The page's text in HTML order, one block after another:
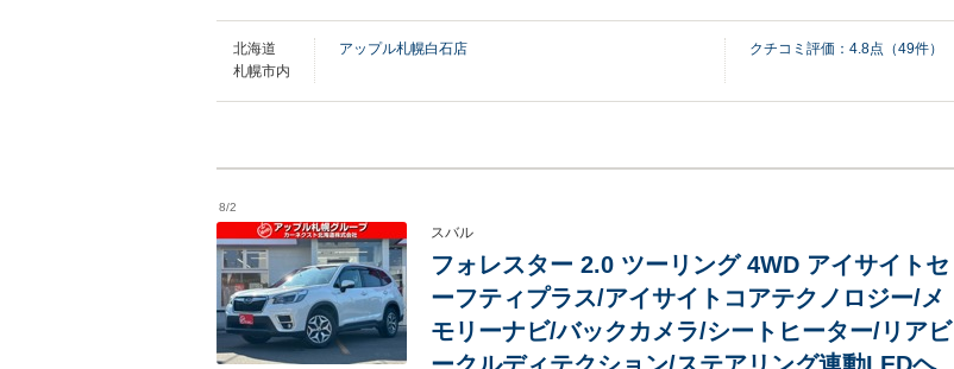
北海道
札幌市内
アップル札幌白石店 クチコミ評価： 4.8点（49件）
8/2
スバル
フォレスター 2.0 ツーリング 4WD アイサイトセ
ーフティプラス/アイサイトコアテクノロジー/メ
モリーナビ/バックカメラ/シートヒーター/リアビ